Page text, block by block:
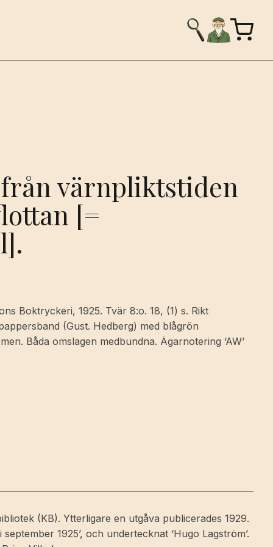
värnpliktstiden
[=
Boktryckeri, 1925. Tvär 8:o. 18, (1) s. Rikt
(Gust. Hedberg) med blågrön
Båda omslagen medbundna. Ägarnotering ‘AW’
(KB). Ytterligare en utgåva publicerades 1929.
1925’, och undertecknat ‘Hugo Lagström’.